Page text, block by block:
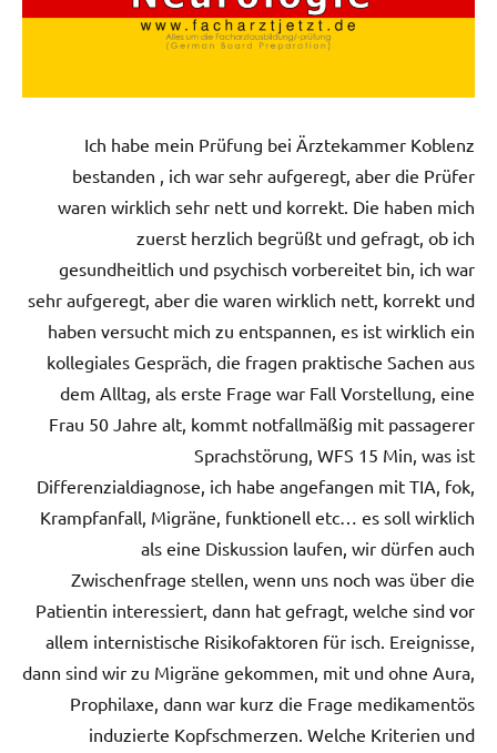
Ich habe mein Prüfung bei Ärztekammer Koblenz
bestanden , ich war sehr aufgeregt, aber die Prüfer
waren wirklich sehr nett und korrekt. Die haben mich
zuerst herzlich begrüßt und gefragt, ob ich
gesundheitlich und psychisch vorbereitet bin, ich war
sehr aufgeregt, aber die waren wirklich nett, korrekt und
haben versucht mich zu entspannen, es ist wirklich ein
kollegiales Gespräch, die fragen praktische Sachen aus
dem Alltag, als erste Frage war Fall Vorstellung, eine
Frau 50 Jahre alt, kommt notfallmäßig mit passagerer
Sprachstörung, WFS 15 Min, was ist
Differenzialdiagnose, ich habe angefangen mit TIA, fok,
Krampfanfall, Migräne, funktionell etc… es soll wirklich
als eine Diskussion laufen, wir dürfen auch
Zwischenfrage stellen, wenn uns noch was über die
Patientin interessiert, dann hat gefragt, welche sind vor
allem internistische Risikofaktoren für isch. Ereignisse,
dann sind wir zu Migräne gekommen, mit und ohne Aura,
Prophilaxe, dann war kurz die Frage medikamentös
induzierte Kopfschmerzen. Welche Kriterien und